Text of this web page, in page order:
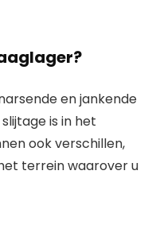
en jankende
is in het
ook verschillen,
terrein waarover u